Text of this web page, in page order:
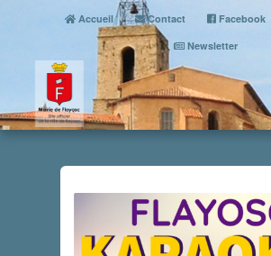
Accueil Contact Facebook
Newsletter